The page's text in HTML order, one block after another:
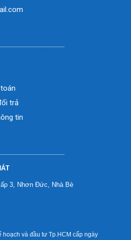
trả
tin
3, Nhơn Đức, Nhà Bè
và đầu tư Tp.HCM cấp ngày